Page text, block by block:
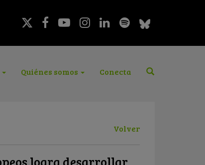
Quiénes somos Conecta
Volver
logra desarrollar